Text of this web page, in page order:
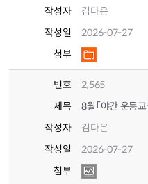
작성자
김다은
작성일
2026-07-27
첨부
번호
2,565
제목
8월「야간 운동
작성자
김다은
작성일
2026-07-27
첨부